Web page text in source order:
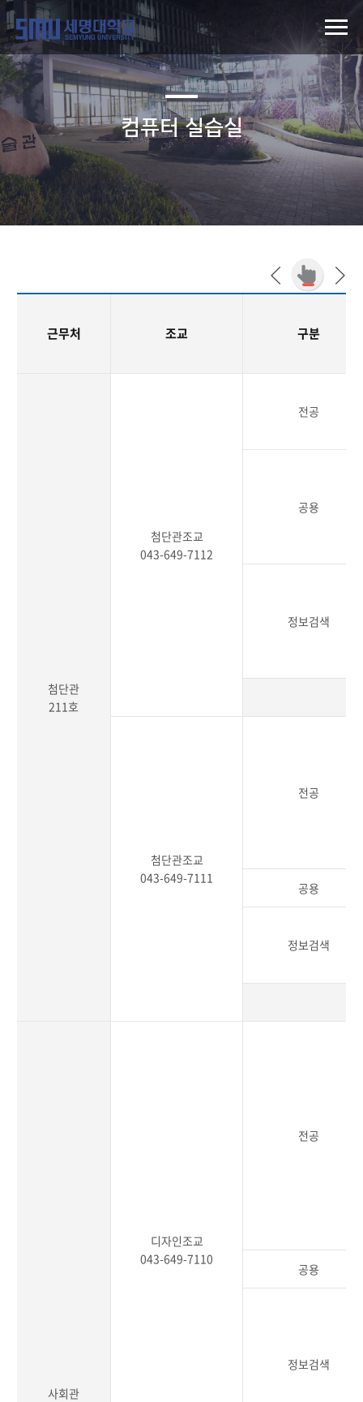
컴퓨터 실습실
근무처 조교 구분
첨단관
211호
첨단관조교
043-649-7112
전공
공용
정보검색
첨단관조교
043-649-7111
전공
공용
정보검색
사회관
디자인조교
043-649-7110
전공
공용
정보검색